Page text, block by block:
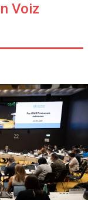
Voiz